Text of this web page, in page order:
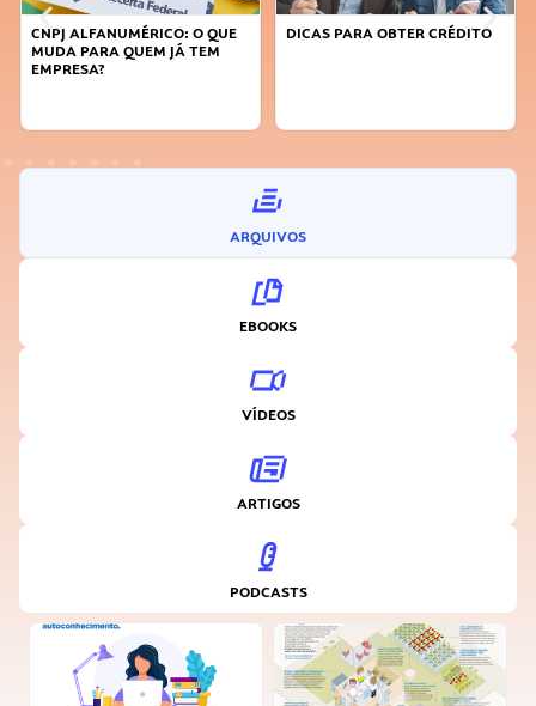
CNPJ ALFANUMÉRICO: O QUE
MUDA PARA QUEM JÁ TEM
EMPRESA?
DICAS PARA OBTER CRÉDITO
ARQUIVOS
EBOOKS
VÍDEOS
ARTIGOS
PODCASTS